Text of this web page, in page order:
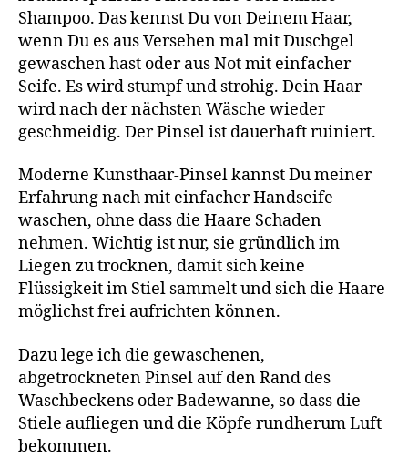
Shampoo. Das kennst Du von Deinem Haar,
wenn Du es aus Versehen mal mit Duschgel
gewaschen hast oder aus Not mit einfacher
Seife. Es wird stumpf und strohig. Dein Haar
wird nach der nächsten Wäsche wieder
geschmeidig. Der Pinsel ist dauerhaft ruiniert.
Moderne Kunsthaar-Pinsel kannst Du meiner
Erfahrung nach mit einfacher Handseife
waschen, ohne dass die Haare Schaden
nehmen. Wichtig ist nur, sie gründlich im
Liegen zu trocknen, damit sich keine
Flüssigkeit im Stiel sammelt und sich die Haare
möglichst frei aufrichten können.
Dazu lege ich die gewaschenen,
abgetrockneten Pinsel auf den Rand des
Waschbeckens oder Badewanne, so dass die
Stiele aufliegen und die Köpfe rundherum Luft
bekommen.